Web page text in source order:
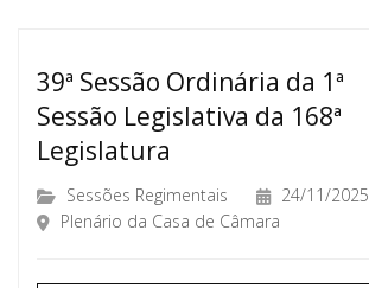
39ª Sessão Ordinária da 1ª
Sessão Legislativa da 168ª
Legislatura
Sessões Regimentais 24/11/2025
Plenário da Casa de Câmara